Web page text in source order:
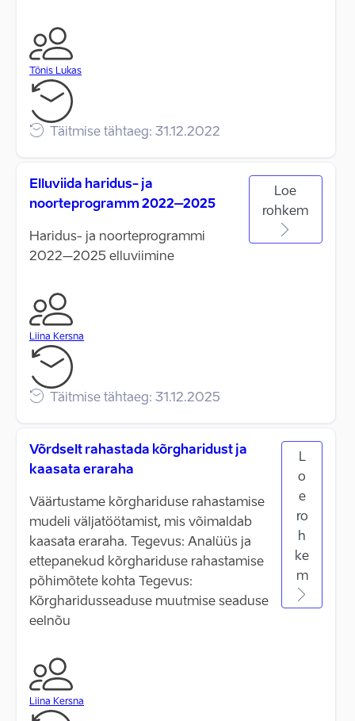
Tõnis Lukas
Täitmise tähtaeg: 31.12.2022
Elluviida haridus- ja
noorteprogramm 2022–2025
Haridus- ja noorteprogrammi
2022–2025 elluviimine
Liina Kersna
Täitmise tähtaeg: 31.12.2025
Loe
rohkem
Võrdselt rahastada kõrgharidust ja
kaasata eraraha
Väärtustame kõrghariduse rahastamise
mudeli väljatöötamist, mis võimaldab
kaasata eraraha. Tegevus: Analüüs ja
ettepanekud kõrghariduse rahastamise
põhimõtete kohta Tegevus:
Kõrgharidusseaduse muutmise seaduse
eelnõu
Liina Kersna
L
o
e
ro
h
ke
m